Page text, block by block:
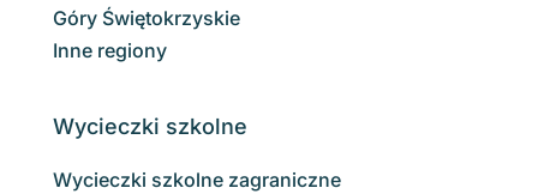
Góry Świętokrzyskie
Inne regiony
Wycieczki szkolne
Wycieczki szkolne zagraniczne